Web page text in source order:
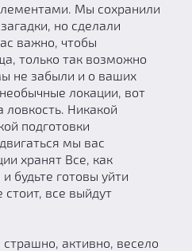
Мы сохранили
но сделали
важно, чтобы
только так возможно
не забыли и о ваших
локации, вот
ловкость. Никакой
подготовки
мы вас
хранят Все, как
будьте готовы уйти
все выйдут
активно, весело